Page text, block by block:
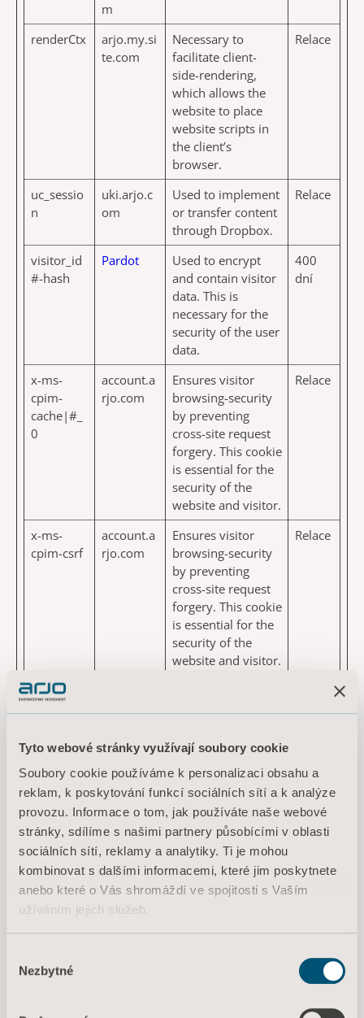
Tyto webové stránky využívají soubory cookie
Soubory cookie používáme k personalizaci obsahu a
reklam, k poskytování funkcí sociálních sítí a k analýze
provozu. Informace o tom, jak používáte naše webové
stránky, sdílíme s našimi partnery působícími v oblasti
sociálních sítí, reklamy a analytiky. Ti je mohou
kombinovat s dalšími informacemi, které jim poskytnete
anebo které o Vás shromáždí ve spojitosti s Vaším
užíváním jejich služeb.
souhlasu
Nezbytné
m
renderCtx
arjo.my.si
te.com
Necessary to
facilitate client-
side-rendering,
which allows the
website to place
website scripts in
the client’s
browser.
Relace
uc_sessio
n
uki.arjo.c
om
Used to implement
or transfer content
through Dropbox.
Relace
visitor_id
#-hash
Pardot
Used to encrypt
and contain visitor
data. This is
necessary for the
security of the user
data.
400
dní
x-ms-
cpim-
cache|#_
0
account.a
rjo.com
Ensures visitor
browsing-security
by preventing
cross-site request
forgery. This cookie
is essential for the
security of the
website and visitor.
Relace
x-ms-
cpim-csrf
account.a
rjo.com
Ensures visitor
browsing-security
by preventing
cross-site request
forgery. This cookie
is essential for the
security of the
website and visitor.
Relace
x-ms-
the website.
x-ms-
cpim-
trans
account.a
rjo.com
Necessary for the
connection
authentication on
the website – This
ensures the
website's integrity
through a process
called Secure
Relace
Preferované soubory cookie umožňují webovým